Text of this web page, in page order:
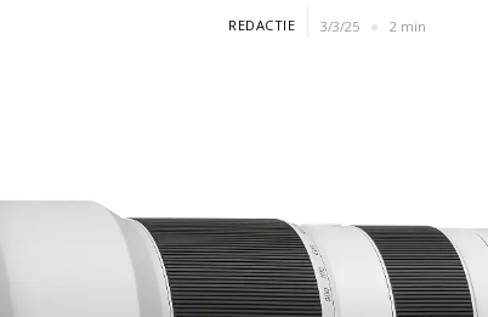
REDACTIE 3/3/25 2 min